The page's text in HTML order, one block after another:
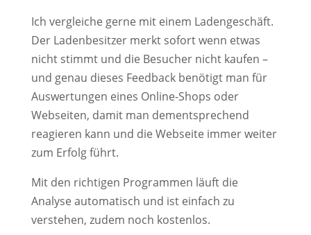
Ich vergleiche gerne mit einem Ladengeschäft.
Der Ladenbesitzer merkt sofort wenn etwas
nicht stimmt und die Besucher nicht kaufen –
und genau dieses Feedback benötigt man für
Auswertungen eines Online-Shops oder
Webseiten, damit man dementsprechend
reagieren kann und die Webseite immer weiter
zum Erfolg führt.
Mit den richtigen Programmen läuft die
Analyse automatisch und ist einfach zu
verstehen, zudem noch kostenlos.